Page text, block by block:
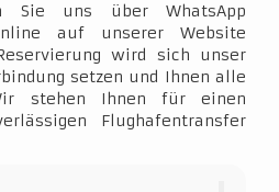
Sie uns über WhatsApp
auf unserer Website
wird sich unser
setzen und Ihnen alle
stehen Ihnen für einen
Flughafentransfer